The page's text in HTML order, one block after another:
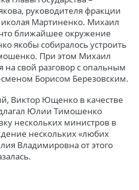
руководителя фракции
Мартиненко. Михаил
ближайшее окружение
якобы собиралось устроить
При этом Михаил
свой разговор с опальным
Борисом Березовским.
Виктор Ющенко в качестве
Юлии Тимошенко
нескольких министров в
нескольких «любих
Владимировна от этого